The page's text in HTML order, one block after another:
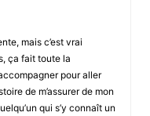
mais c’est vrai
ça fait toute la
pour aller
de m’assurer de mon
qui s’y connaît un